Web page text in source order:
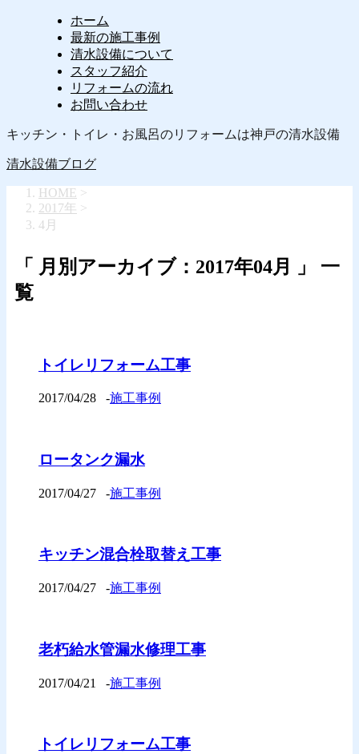
ホーム
最新の施工事例
清水設備について
スタッフ紹介
リフォームの流れ
お問い合わせ
キッチン・トイレ・お風呂のリフォームは神戸の清水設備
清水設備ブログ
HOME >
2017年 >
4月
「 月別アーカイブ：2017年04月 」 一
覧
トイレリフォーム工事
2017/04/28 -施工事例
ロータンク漏水
2017/04/27 -施工事例
キッチン混合栓取替え工事
2017/04/27 -施工事例
老朽給水管漏水修理工事
2017/04/21 -施工事例
トイレリフォーム工事